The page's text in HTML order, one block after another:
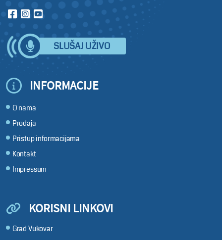
SLUŠAJ UŽIVO
INFORMACIJE
O nama
Prodaja
Pristup informacijama
Kontakt
Impressum
KORISNI LINKOVI
Grad Vukovar